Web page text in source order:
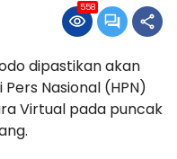
558
dipastikan akan
Nasional (HPN)
Virtual pada puncak